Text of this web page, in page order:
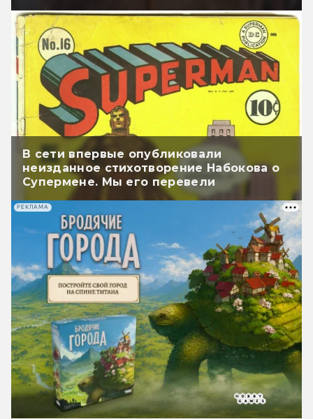
В сети впервые опубликовали
неизданное стихотворение Набокова о
Супермене. Мы его перевели
РЕКЛАМА